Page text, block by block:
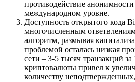
противодействие
международном уровне.
Доступность открытого кода
многочисленным
алгоритм, размывая
проблемой осталась низкая
сети – 3-5 тысяч транзакций
криптовалюты привел к
количеству